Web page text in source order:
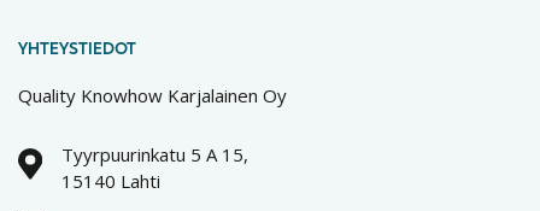
YHTEYSTIEDOT
Quality Knowhow Karjalainen Oy
Tyyrpuurinkatu 5 A 15,
15140 Lahti